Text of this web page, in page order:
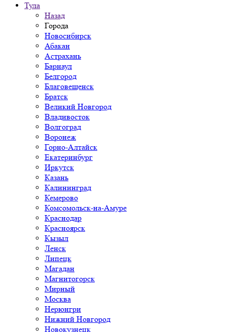
Тула
Назад
Города
Новосибирск
Абакан
Астрахань
Барнаул
Белгород
Благовещенск
Братск
Великий Новгород
Владивосток
Волгоград
Воронеж
Горно-Алтайск
Екатеринбург
Иркутск
Казань
Калининград
Кемерово
Комсомольск-на-Амуре
Краснодар
Красноярск
Кызыл
Ленск
Липецк
Магадан
Магнитогорск
Мирный
Москва
Нерюнгри
Нижний Новгород
Новокузнецк